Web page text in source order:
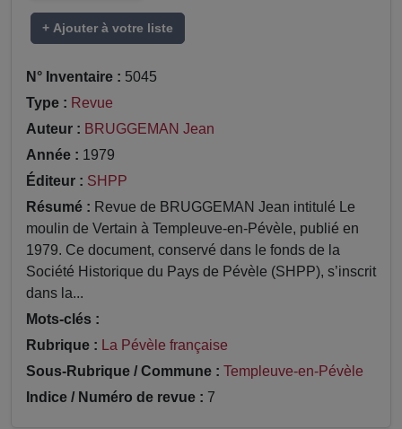
+ Ajouter à votre liste
N° Inventaire : 5045
Type : Revue
Auteur : BRUGGEMAN Jean
Année : 1979
Éditeur : SHPP
Résumé : Revue de BRUGGEMAN Jean intitulé Le
moulin de Vertain à Templeuve-en-Pévèle, publié en
1979. Ce document, conservé dans le fonds de la
Société Historique du Pays de Pévèle (SHPP), s’inscrit
dans la...
Mots-clés :
Rubrique : La Pévèle française
Sous-Rubrique / Commune : Templeuve-en-Pévèle
Indice / Numéro de revue : 7